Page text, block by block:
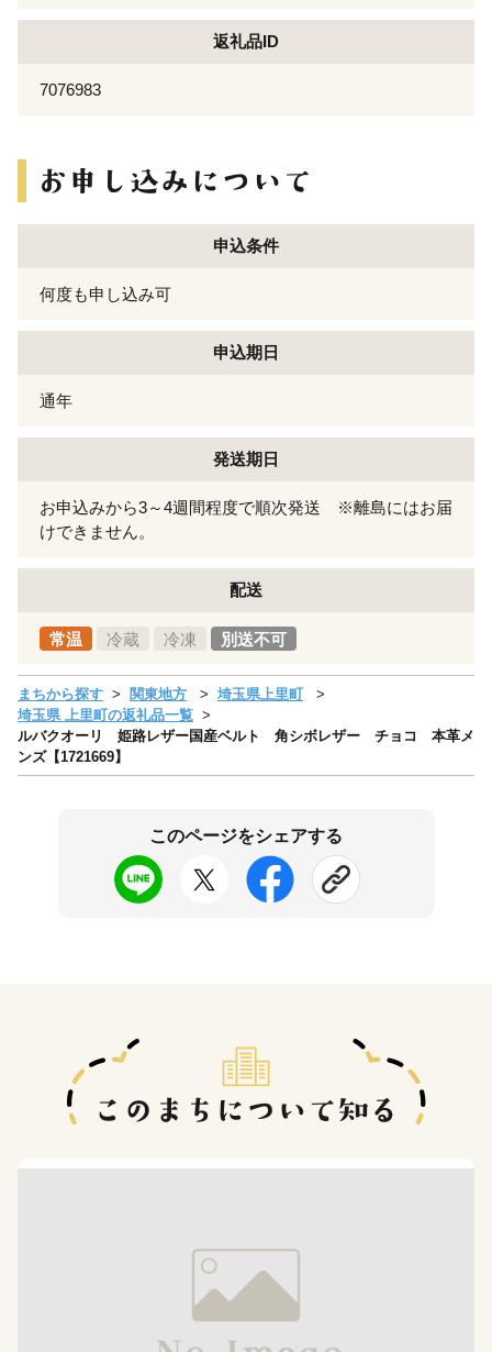
返礼品ID
7076983
申込条件
何度も申し込み可
申込期日
通年
発送期日
お申込みから3～4週間程度で順次発送 ※離島にはお届
けできません。
配送
常温 冷蔵 冷凍 別送不可
まちから探す 関東地方
埼玉県上里町
埼玉県 上里町の返礼品一覧
ルバクオーリ 姫路レザー国産ベルト 角シボレザー チョコ 本革メ
ンズ【1721669】
このページをシェアする